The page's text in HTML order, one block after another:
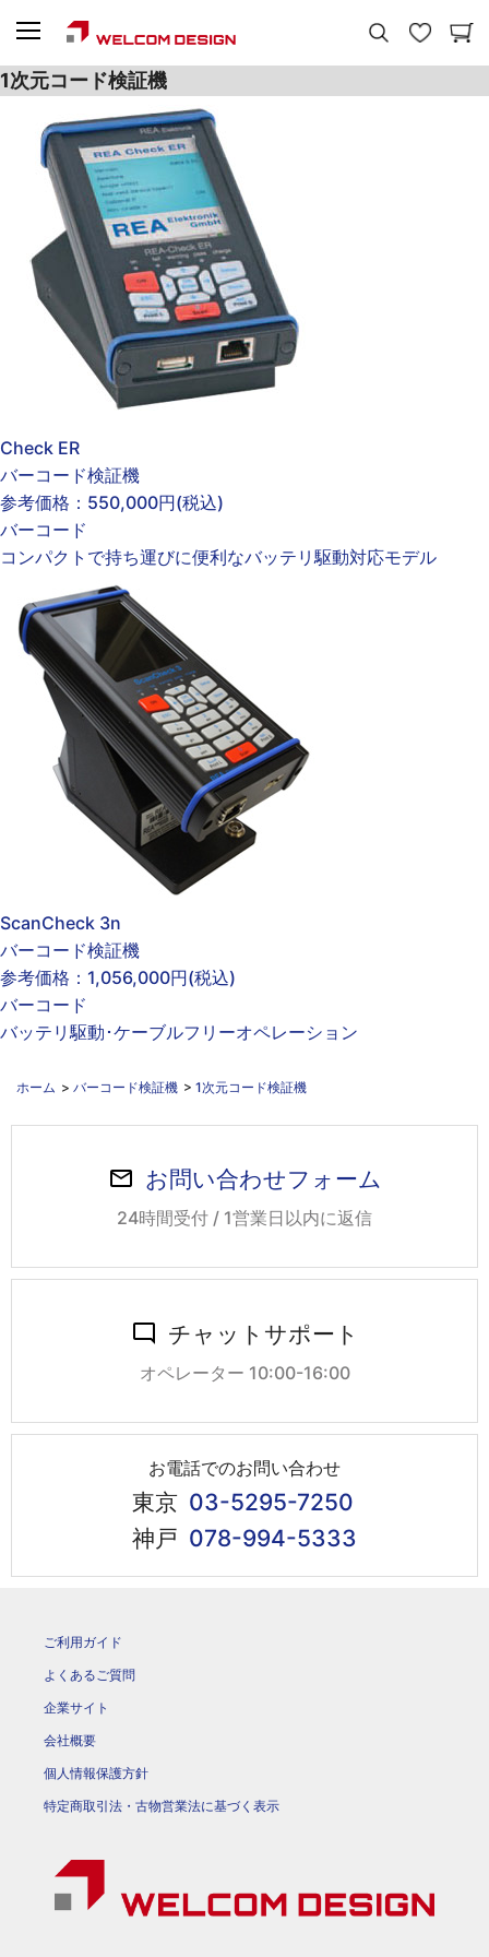
1次元コード検証機
Check ER
バーコード検証機
参考価格： 550,000円(税込)
バーコード
コンパクトで持ち運びに便利なバッテリ駆動対応モデル
ScanCheck 3n
バーコード検証機
参考価格： 1,056,000円(税込)
バーコード
バッテリ駆動･ケーブルフリーオペレーション
ホーム > バーコード検証機 > 1次元コード検証機
お問い合わせフォーム
24時間受付 / 1営業日以内に返信
チャットサポート
オペレーター 10:00-16:00
お電話でのお問い合わせ
東京 03-5295-7250
神戸 078-994-5333
ご利用ガイド
よくあるご質問
企業サイト
会社概要
個人情報保護方針
特定商取引法・古物営業法に基づく表示